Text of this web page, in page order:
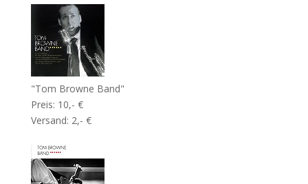
"Tom Browne Band"
Preis: 10,- €
Versand: 2,- €